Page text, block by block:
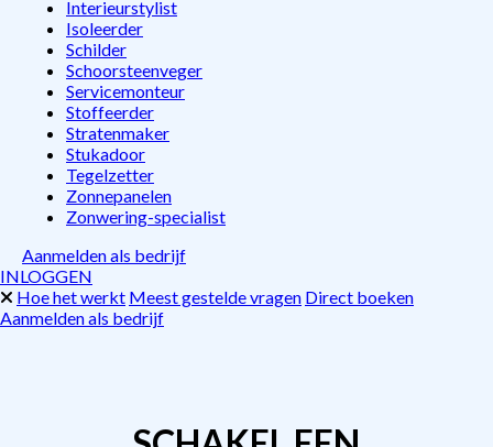
Interieurstylist
Isoleerder
Schilder
Schoorsteenveger
Servicemonteur
Stoffeerder
Stratenmaker
Stukadoor
Tegelzetter
Zonnepanelen
Zonwering-specialist
Aanmelden als bedrijf
INLOGGEN
Hoe het werkt Meest gestelde vragen Direct boeken
Aanmelden als bedrijf